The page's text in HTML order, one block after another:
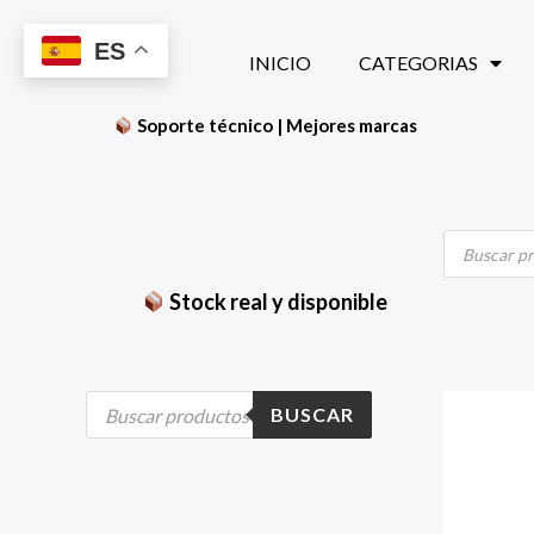
contenido
INICIO CATEGORIAS
Soporte técnico | Mejores marcas
Búsqueda
productos
Stock real y disponible
B
s
BUSCAR
ES